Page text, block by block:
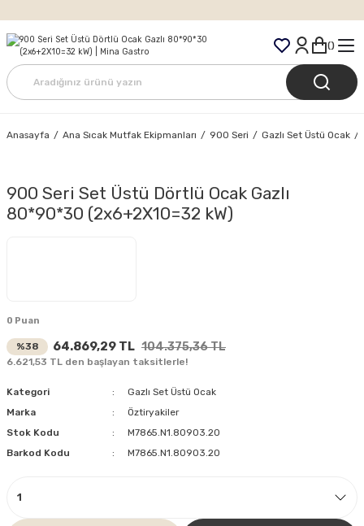
Tüm Siparişlerde Ücretsiz Kargo
Anasayfa Ana Sıcak Mutfak Ekipmanları 900 Seri Gazlı Set Üstü Ocak
900 Seri Set Üstü Dörtlü Ocak Gazlı
80*90*30 (2x6+2X10=32 kW)
0 Puan
%38 64.869,29 TL 104.375,36 TL
6.621,53 TL den başlayan taksitlerle!
Kategori
Gazlı Set Üstü Ocak
Marka
Öztiryakiler
Stok Kodu
M7865.N1.80903.20
Barkod Kodu
M7865.N1.80903.20